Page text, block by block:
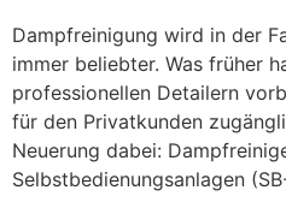
Dampfreinigung wird in der
immer beliebter. Was früher
professionellen Detailern
für den Privatkunden
Neuerung dabei:
Selbstbedienungsanlagen